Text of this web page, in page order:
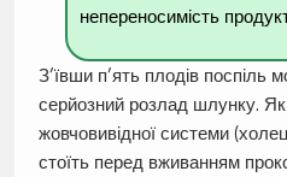
непереносимість
З’ївши п’ять плодів поспіль
серйозний розлад шлунку.
жовчовивідної системи
стоїть перед вживанням